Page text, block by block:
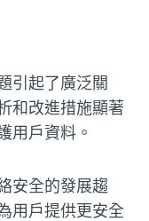
引起了廣泛關
和改進措施顯著
用戶資料。
安全的發展趨
用戶提供更安全